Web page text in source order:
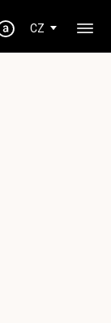
CZ